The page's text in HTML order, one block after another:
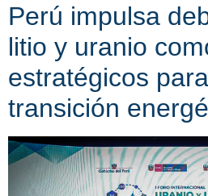
Perú impulsa
litio y uranio
estratégicos
transición